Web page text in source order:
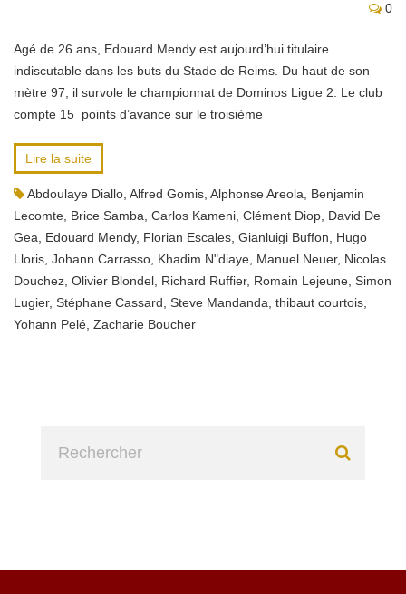
0
Agé de 26 ans, Edouard Mendy est aujourd’hui titulaire
indiscutable dans les buts du Stade de Reims. Du haut de son
mètre 97, il survole le championnat de Dominos Ligue 2. Le club
compte 15 points d’avance sur le troisième
Lire la suite
Abdoulaye Diallo Alfred Gomis Alphonse Areola
Benjamin
Lecomte Brice Samba Carlos Kameni Clément Diop David De
Gea
Edouard Mendy, Florian Escales Gianluigi Buffon
Hugo
Lloris Johann Carrasso Khadim N"diaye Manuel Neuer, Nicolas
Douchez Olivier Blondel Richard Ruffier, Romain Lejeune Simon
Lugier, Stéphane Cassard Steve Mandanda thibaut courtois
Yohann Pelé Zacharie Boucher